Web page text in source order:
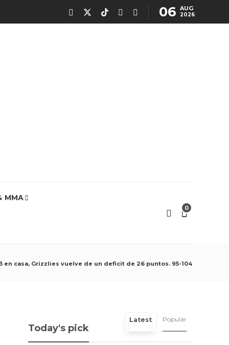
06 AUG
2026
MMA
0
casa, Grizzlies vuelve de un deficit de 26 puntos. 95-104
Today's pick
Latest Popular